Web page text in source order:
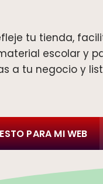
tu tienda,
escolar y
a tu negocio y
PARA MI WEB